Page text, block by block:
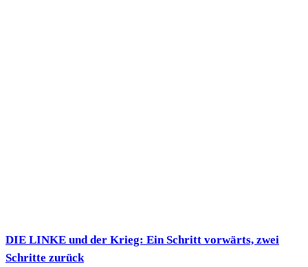
DIE LINKE und der Krieg: Ein Schritt vorwärts, zwei
Schritte zurück